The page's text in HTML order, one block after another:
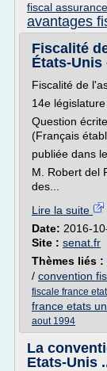
fiscal
avantages
Fiscalité
États-Unis
Fiscalité de
14e législature
Question
(Français
publiée dans
M. Robert del
des...
Lire la suite
Date: 2016-
Site : senat.fr
Thèmes liés :
/ convention
fiscale france
france etats
aout 1994
La
Etats-Unis